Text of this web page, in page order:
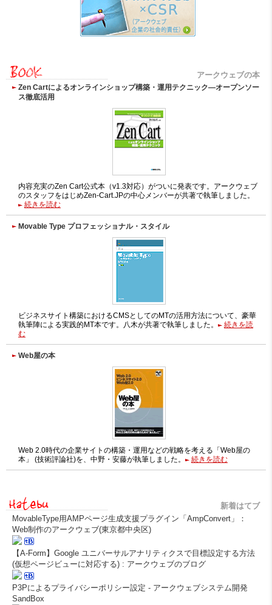
アークウェブの本
Zen Cartによるオンラインショップ構築・運用テクニック―オープンソー
ス徹底活用
内容充実のZen Cart公式本（v1.3対応）がついに発表です。アークウェブ
のスタッフをはじめZen-Cart.JPの中心メンバーが共著で執筆しました。
続きを読む
Movable Type プロフェッショナル・スタイル
ビジネスサイト構築におけるCMSとしてのMTの活用方法について、豪華
執筆陣による実践的MT本です。八木が共著で執筆しました。
続きを読
む
Web屋の本
Web 2.0時代の企業サイトの構築・運用などの戦略を考える「Web屋の
本」 (技術評論社)を、中野・安藤が執筆しました。
続きを読む
新着はてブ
MovableType用AMPページ生成支援プラグイン「AmpConvert」：
Web制作のアークウェブ(東京都中央区)
【A-Form】Google ユニバーサルアナリティクスで目標設定する方法
(仮想ページビューに対応する) : アークウェブのブログ
P3Pによるプライバシーポリシー設定 - アークウェブシステム開発
SandBox